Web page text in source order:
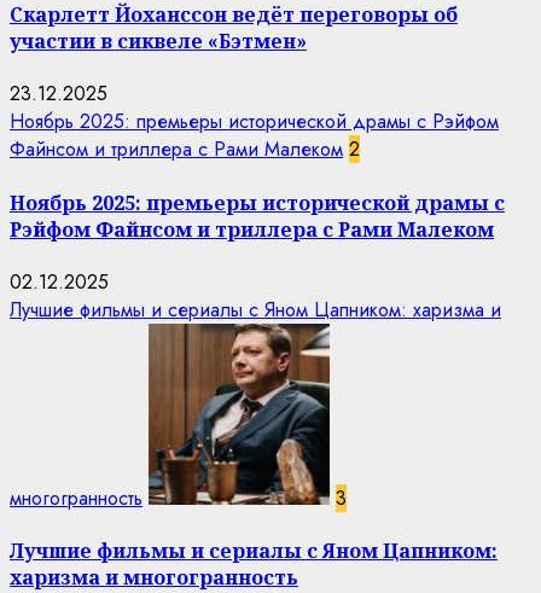
Скарлетт Йоханссон ведёт переговоры об
участии в сиквеле «Бэтмен»
23.12.2025
Ноябрь 2025: премьеры исторической драмы с Рэйфом
Файнсом и триллера с Рами Малеком 2
Ноябрь 2025: премьеры исторической драмы с
Рэйфом Файнсом и триллера с Рами Малеком
02.12.2025
Лучшие фильмы и сериалы с Яном Цапником: харизма и
многогранность 3
Лучшие фильмы и сериалы с Яном Цапником:
харизма и многогранность